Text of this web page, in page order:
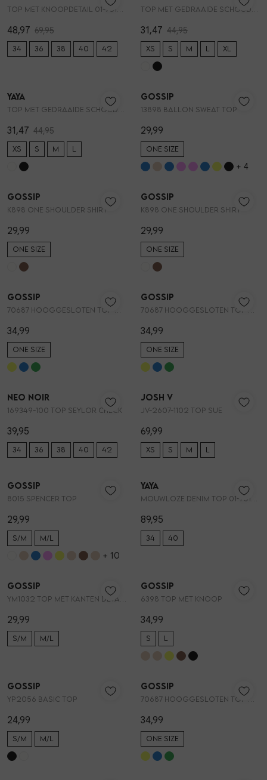
Vesten
Jassen
48,97 69,95
34 36 38 40 42
31,47 44,95
XS S M L XL
1/2
YAYA
31,47 44,95
XS S M L
1/2
Gossip
13898 BALLON SWEAT TOP
29,99
+ 4
ONE SIZE
1/2
Gossip
K898 ONE SHOULDER SHIRT
29,99
ONE SIZE
1/2
Nieuw
Gossip
K898 ONE SHOULDER SHIRT
29,99
ONE SIZE
1/2
Gossip
34,99
ONE SIZE
1/2
Gossip
34,99
ONE SIZE
1/2
Neo Noir
169349-100 TOP SEYLOR CHECK
39,95
34 36 38 40 42
1/2
Josh V
JV-2607-1102 TOP SUE
69,99
XS S M L
1/2
Gossip
8015 SPENCER TOP
29,99
+ 10
S/M M/L
1/2
YAYA
89,95
34 40
1/2
Gossip
29,99
S/M M/L
1/2
Gossip
6398 TOP MET KNOOP
34,99
S L
1/2
Gossip
YP2056 BASIC TOP
24,99
S/M M/L
1/2
Gossip
34,99
ONE SIZE